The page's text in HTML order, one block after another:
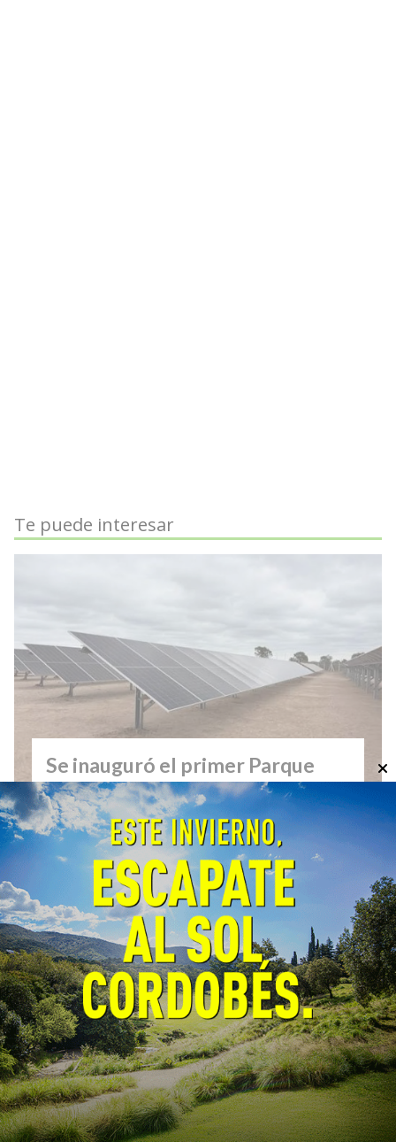
Te puede interesar
Se inauguró el primer Parque
Solar del Grupo Arcor en
Catamarca
EcoObjetivo
General
05/08/2026
Tras una inversión de USD 3,8 millones, se
inauguró el primer Parque Solar del Grupo
Arcor en el Complejo Industrial Recreo, en la
provincia de Catamarca. Proveerá hasta un
90% de la energía que requiere la planta.